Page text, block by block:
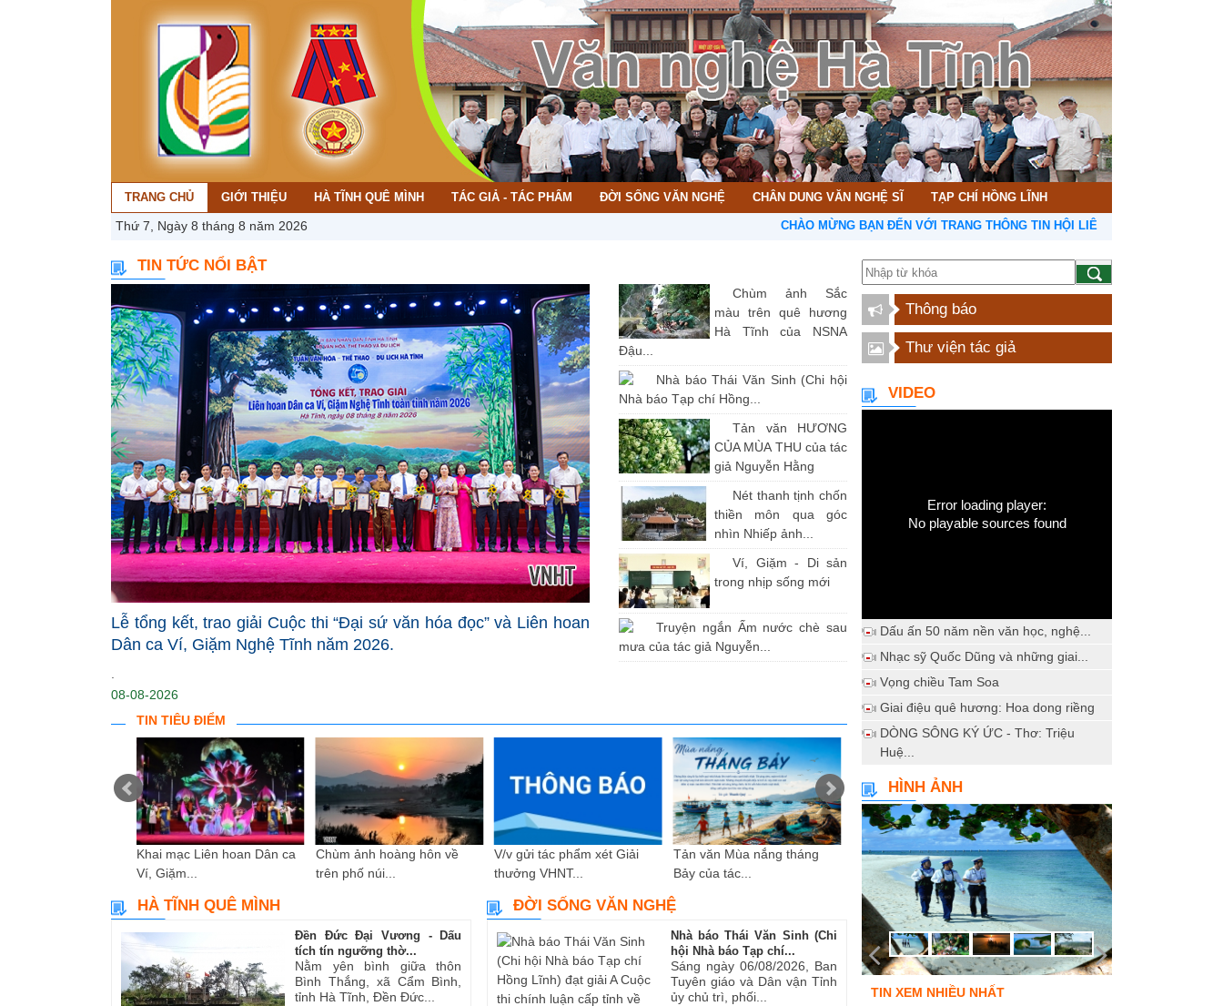
TRANG CHỦ GIỚI THIỆU HÀ TĨNH QUÊ MÌNH TÁC GIẢ - TÁC PHẨM ĐỜI SỐNG VĂN NGHỆ CHÂN DUNG VĂN NGHỆ SĨ TẠP CHÍ HỒNG LĨNH
Thứ 7, Ngày 8 tháng 8 năm 2026 CHÀO MỪNG BẠN ĐẾN VỚI TRANG THÔNG TIN HỘI LIÊN HIỆP VĂN HỌC NGHỆ
TIN TỨC NỔI BẬT
Lễ tổng kết, trao giải Cuộc thi “Đại sứ văn hóa đọc” và Liên hoan
Dân ca Ví, Giặm Nghệ Tĩnh năm 2026.
.
08-08-2026
Chùm ảnh Sắc
màu trên quê hương
Hà Tĩnh của NSNA
Đậu...
Nhà báo Thái Văn Sinh (Chi hội
Nhà báo Tạp chí Hồng...
Tản văn HƯƠNG
CỦA MÙA THU của tác
giả Nguyễn Hằng
Nét thanh tịnh chốn
thiền môn qua góc
nhìn Nhiếp ảnh...
Ví, Giặm - Di sản
trong nhịp sống mới
Truyện ngắn Ấm nước chè sau
mưa của tác giả Nguyễn...
TIN TIÊU ĐIỂM
Khai mạc Liên hoan Dân ca
Ví, Giặm...
Chùm ảnh hoàng hôn về
trên phố núi...
V/v gửi tác phẩm xét Giải
thưởng VHNT...
Tản văn Mùa nắng tháng
Bảy của tác...
Chùm ảnh “Kéo lưới rùng”
của NSNA...
ĐỒNG ĐỘI ƠI, CÁC ANH ĐÃ
TRỞ VỀ!
HÀ TĨNH QUÊ MÌNH
Đền Đức Đại Vương - Dấu
tích tín ngưỡng thờ...
Nằm yên bình giữa thôn
Bình Thắng, xã Cẩm Bình,
tỉnh Hà Tĩnh, Đền Đức...
ĐỜI SỐNG VĂN NGHỆ
Nhà báo Thái Văn Sinh (Chi
hội Nhà báo Tạp chí...
Sáng ngày 06/08/2026, Ban
Tuyên giáo và Dân vận Tỉnh
ủy chủ trì, phối...
Thông báo
Thư viện tác giả
VIDEO
Error loading player:
No playable sources found
Dấu ấn 50 năm nền văn học, nghệ...
Nhạc sỹ Quốc Dũng và những giai...
Vọng chiều Tam Soa
Giai điệu quê hương: Hoa dong riềng
DÒNG SÔNG KÝ ỨC - Thơ: Triệu
Huệ...
HÌNH ẢNH
TIN XEM NHIỀU NHẤT